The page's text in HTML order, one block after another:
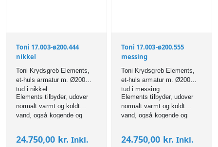
Toni 17.003-ø200.444
nikkel
Toni Krydsgreb Elements,
et-huls armatur m. Ø200mm
tud i nikkel
Elements tilbyder, udover
normalt varmt og koldt
vand, også kogende og
24.750,00 kr. Inkl.
Toni 17.003-ø200.555
messing
Toni Krydsgreb Elements,
et-huls armatur m. Ø200mm
tud i messing
Elements tilbyder, udover
normalt varmt og koldt
vand, også kogende og
24.750,00 kr. Inkl.